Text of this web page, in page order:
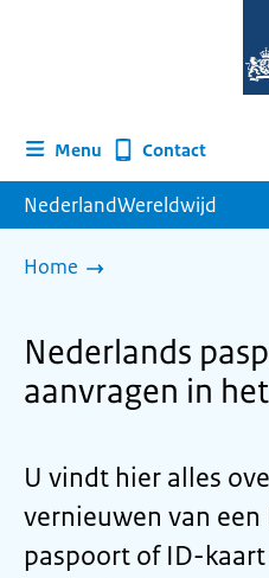
Menu Contact
NederlandWereldwijd
Home
Nederlands
aanvragen in
U vindt hier alles
vernieuwen van een
paspoort of ID-